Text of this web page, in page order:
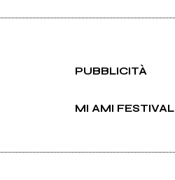
PUBBLICITÀ
MI AMI FESTIVAL